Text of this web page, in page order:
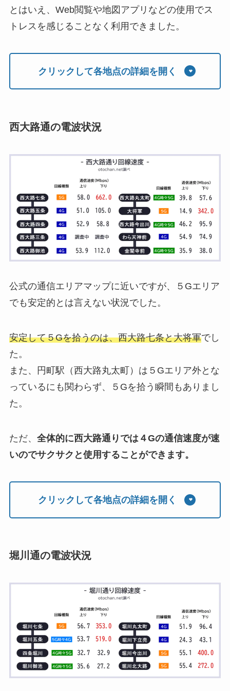
とはいえ、Web閲覧や地図アプリなどの使用でス
トレスを感じることなく利用できました。
クリックして各地点の詳細を開く
西大路通の電波状況
公式の通信エリアマップに近いですが、５Gエリア
でも安定的とは言えない状況でした。
安定して５Gを拾うのは、西大路七条と大将軍でし
た。
また、円町駅（西大路丸太町）は５Gエリア外とな
っているにも関わらず、５Gを拾う瞬間もありまし
た。
ただ、 全体的に西大路通りでは４Gの通信速度が速
いのでサクサクと使用することができます。
クリックして各地点の詳細を開く
堀川通の電波状況